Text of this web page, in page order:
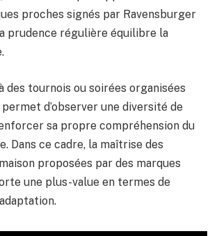
proches signés par Ravensburger
prudence régulière équilibre la
des tournois ou soirées organisées
d’observer une diversité de
sa propre compréhension du
Dans ce cadre, la maîtrise des
proposées par des marques
une plus-value en termes de